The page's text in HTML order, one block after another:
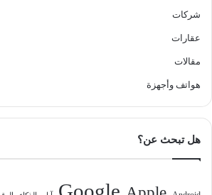
شركات
عقارات
مقالات
هواتف وأجهزة
هل تبحث عن؟